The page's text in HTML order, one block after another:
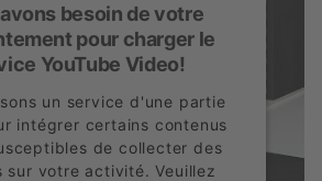
besoin de votre
pour charger le
YouTube Video!
un service d'une partie
intégrer certains contenus
de collecter des
sur votre activité. Veuillez